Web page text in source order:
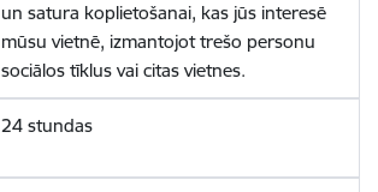
un satura koplietošanai, kas jūs interesē
mūsu vietnē, izmantojot trešo personu
sociālos tīklus vai citas vietnes.
24 stundas